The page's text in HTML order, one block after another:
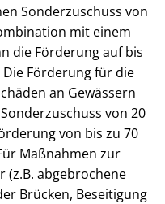
Sonderzuschuss von
mit einem
die Förderung auf bis
Förderung für die
an Gewässern
von 20
von bis zu 70
Maßnahmen zur
abgebrochene
Brücken, Beseitigung